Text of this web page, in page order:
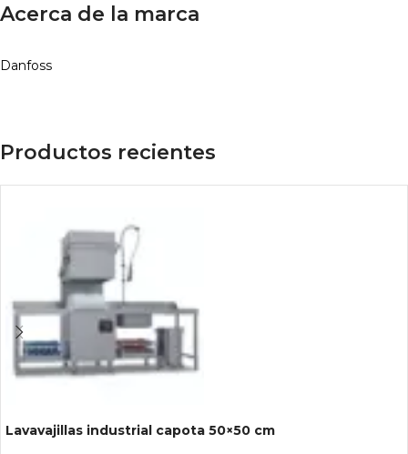
Acerca de la marca
Danfoss
Productos recientes
Lavavajillas industrial capota 50×50 cm